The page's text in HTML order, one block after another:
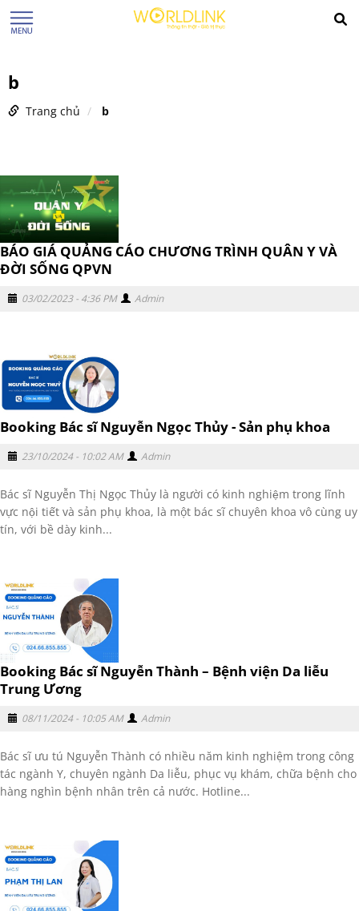
b
Trang chủ b
BÁO GIÁ QUẢNG CÁO CHƯƠNG TRÌNH QUÂN Y VÀ
ĐỜI SỐNG QPVN
03/02/2023 - 4:36 PM Admin
Booking Bác sĩ Nguyễn Ngọc Thủy - Sản phụ khoa
23/10/2024 - 10:02 AM Admin
Bác sĩ Nguyễn Thị Ngọc Thủy là người có kinh nghiệm trong lĩnh
vực nội tiết và sản phụ khoa, là một bác sĩ chuyên khoa vô cùng uy
tín, với bề dày kinh...
Booking Bác sĩ Nguyễn Thành – Bệnh viện Da liễu
Trung Ương
08/11/2024 - 10:05 AM Admin
Bác sĩ ưu tú Nguyễn Thành có nhiều năm kinh nghiệm trong công
tác ngành Y, chuyên ngành Da liễu, phục vụ khám, chữa bệnh cho
hàng nghìn bệnh nhân trên cả nước. Hotline...